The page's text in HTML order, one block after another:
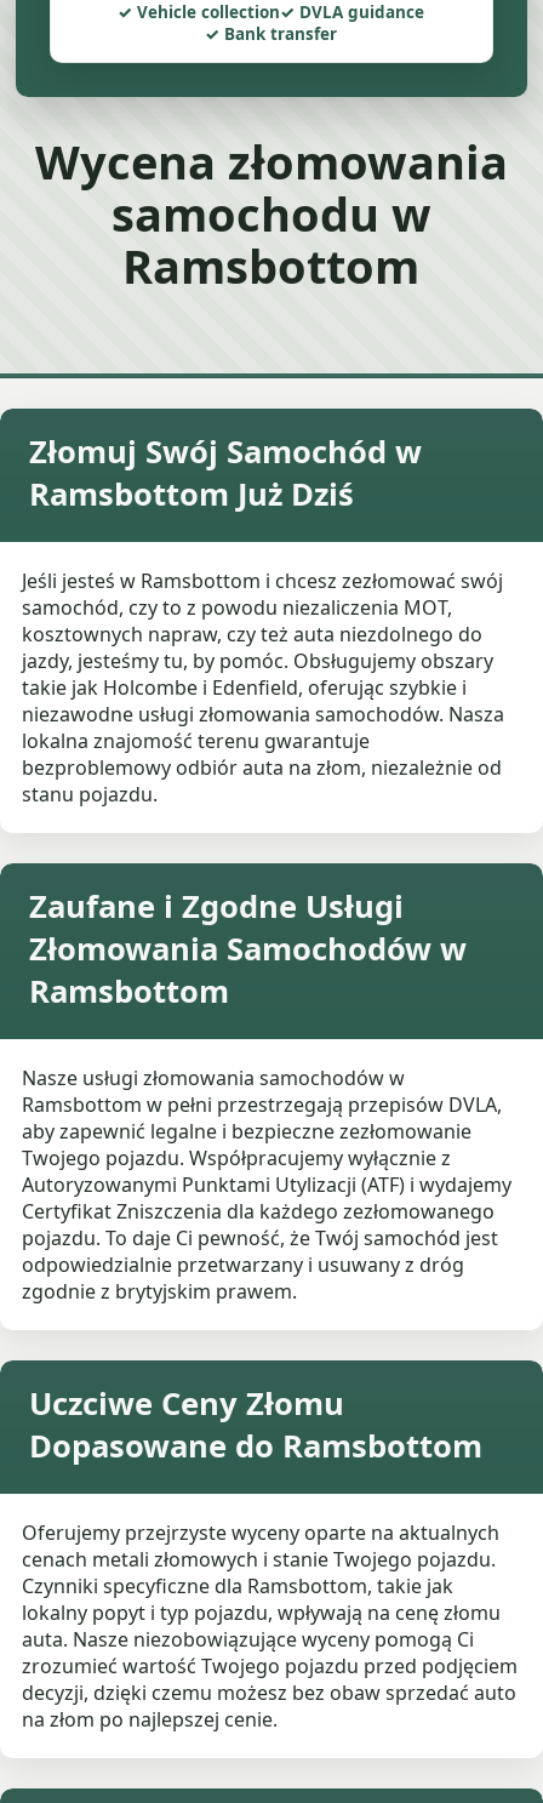
Vehicle collection
DVLA guidance
Bank transfer
Wycena złomowania
samochodu w
Ramsbottom
Złomuj Swój Samochód w
Ramsbottom Już Dziś
Jeśli jesteś w Ramsbottom i chcesz zezłomować swój
samochód, czy to z powodu niezaliczenia MOT,
kosztownych napraw, czy też auta niezdolnego do
jazdy, jesteśmy tu, by pomóc. Obsługujemy obszary
takie jak Holcombe i Edenfield, oferując szybkie i
niezawodne usługi złomowania samochodów. Nasza
lokalna znajomość terenu gwarantuje
bezproblemowy odbiór auta na złom, niezależnie od
stanu pojazdu.
Zaufane i Zgodne Usługi
Złomowania Samochodów w
Ramsbottom
Nasze usługi złomowania samochodów w
Ramsbottom w pełni przestrzegają przepisów DVLA,
aby zapewnić legalne i bezpieczne zezłomowanie
Twojego pojazdu. Współpracujemy wyłącznie z
Autoryzowanymi Punktami Utylizacji (ATF) i wydajemy
Certyfikat Zniszczenia dla każdego zezłomowanego
pojazdu. To daje Ci pewność, że Twój samochód jest
odpowiedzialnie przetwarzany i usuwany z dróg
zgodnie z brytyjskim prawem.
Uczciwe Ceny Złomu
Dopasowane do Ramsbottom
Oferujemy przejrzyste wyceny oparte na aktualnych
cenach metali złomowych i stanie Twojego pojazdu.
Czynniki specyficzne dla Ramsbottom, takie jak
lokalny popyt i typ pojazdu, wpływają na cenę złomu
auta. Nasze niezobowiązujące wyceny pomogą Ci
zrozumieć wartość Twojego pojazdu przed podjęciem
decyzji, dzięki czemu możesz bez obaw sprzedać auto
na złom po najlepszej cenie.